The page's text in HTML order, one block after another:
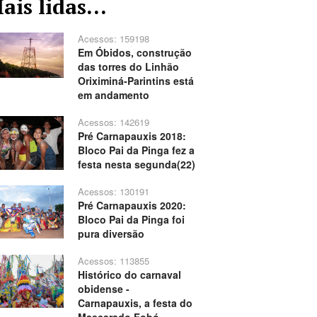
lidas...
Acessos: 159198
Em Óbidos, construção
das torres do Linhão
Oriximiná-Parintins está
em andamento
Acessos: 142619
Pré Carnapauxis 2018:
Bloco Pai da Pinga fez a
festa nesta segunda(22)
Acessos: 130191
Pré Carnapauxis 2020:
Bloco Pai da Pinga foi
pura diversão
Acessos: 113855
Histórico do carnaval
obidense -
Carnapauxis, a festa do